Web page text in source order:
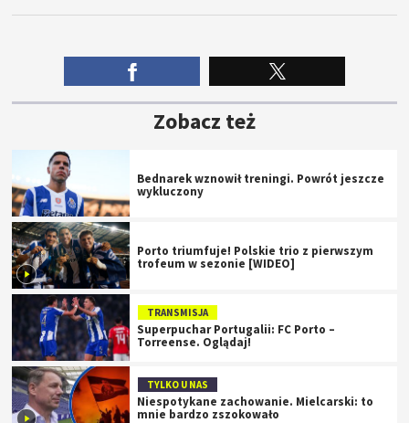
Zobacz też
Bednarek wznowił treningi. Powrót jeszcze
wykluczony
Porto triumfuje! Polskie trio z pierwszym
trofeum w sezonie [WIDEO]
TRANSMISJA
Superpuchar Portugalii: FC Porto –
Torreense. Oglądaj!
TYLKO U NAS
Niespotykane zachowanie. Mielcarski: to
mnie bardzo zszokowało